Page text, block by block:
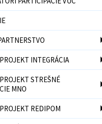
INTEGRÁCIA
STREŠNÉ
MNO
REDIPOM